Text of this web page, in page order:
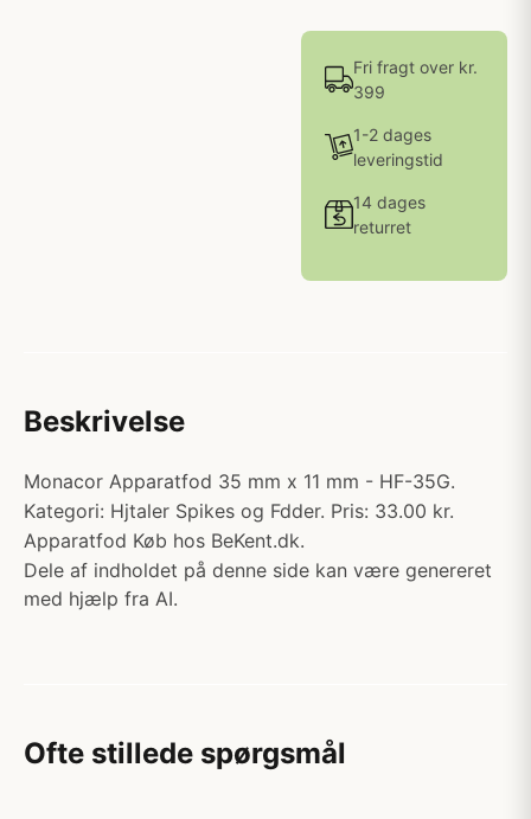
Fri fragt over kr.
399
1-2 dages
leveringstid
14 dages
returret
Beskrivelse
Monacor Apparatfod 35 mm x 11 mm - HF-35G.
Kategori: Hjtaler Spikes og Fdder. Pris: 33.00 kr.
Apparatfod Køb hos BeKent.dk.
Dele af indholdet på denne side kan være genereret
med hjælp fra AI.
Ofte stillede spørgsmål